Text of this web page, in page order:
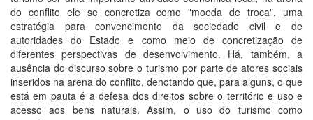
do conflito ele se concretiza como "moeda de troca", uma
estratégia para convencimento da sociedade civil e de
autoridades do Estado e como meio de concretização de
diferentes perspectivas de desenvolvimento. Há, também, a
ausência do discurso sobre o turismo por parte de atores sociais
inseridos na arena do conflito, denotando que, para alguns, o que
está em pauta é a defesa dos direitos sobre o território e uso e
acesso aos bens naturais. Assim, o uso do turismo como